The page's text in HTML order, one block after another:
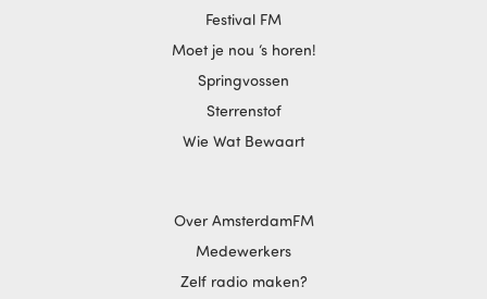
Festival FM
Moet je nou ‘s horen!
Springvossen
Sterrenstof
Wie Wat Bewaart
Over AmsterdamFM
Medewerkers
Zelf radio maken?